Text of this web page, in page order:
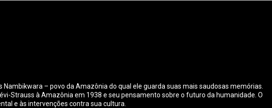
– povo da Amazônia do qual ele guarda suas mais saudosas memórias.
Strauss à Amazônia em 1938 e seu pensamento sobre o futuro da humanidade. O
e às intervenções contra sua cultura.